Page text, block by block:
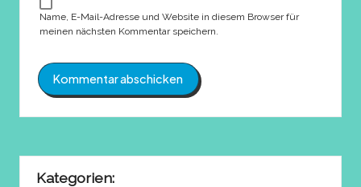
Name, E-Mail-Adresse und Website in diesem Browser für
meinen nächsten Kommentar speichern.
Kategorien: